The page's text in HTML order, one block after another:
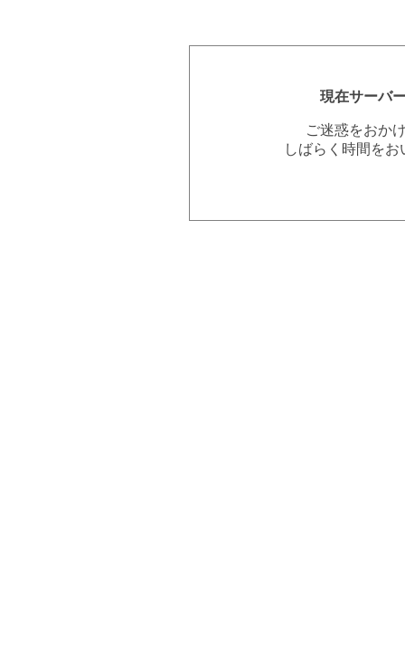
現在サーバ
ご迷惑をおか
しばらく時間を